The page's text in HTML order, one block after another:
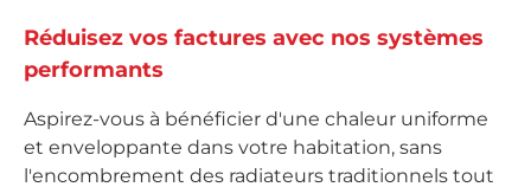
Réduisez vos factures avec nos systèmes
performants
Aspirez-vous à bénéficier d'une chaleur uniforme
et enveloppante dans votre habitation, sans
l'encombrement des radiateurs traditionnels tout